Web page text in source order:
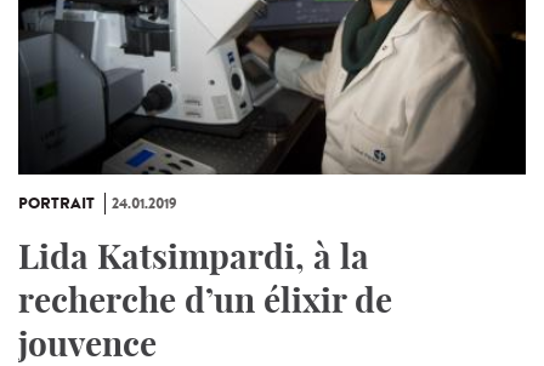
PORTRAIT 24.01.2019
Lida Katsimpardi, à la
recherche d’un élixir de
jouvence